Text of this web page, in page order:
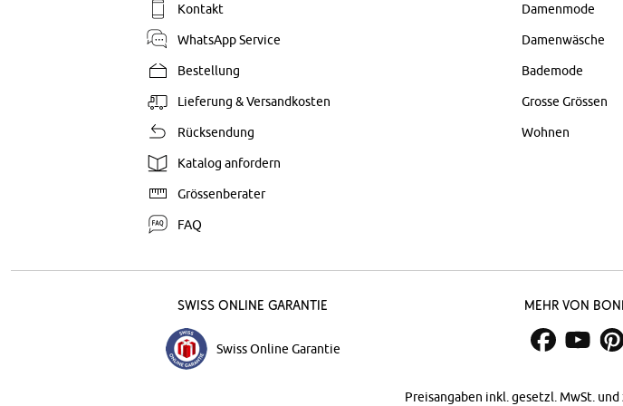
Kontakt
WhatsApp Service
Bestellung
Lieferung & Versandkosten
Rücksendung
Katalog anfordern
Grössenberater
FAQ
Damenmode
Damenwäsche
Bademode
Grosse Grössen
Wohnen
Swiss Online Garantie
Swiss Online Garantie
Mehr von
Preisangaben inkl. gesetzl. MwSt. und